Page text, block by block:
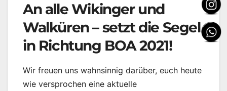
An alle Wikinger und
Walküren – setzt die Segel
in Richtung BOA 2021!
Wir freuen uns wahnsinnig darüber, euch heute
wie versprochen eine aktuelle